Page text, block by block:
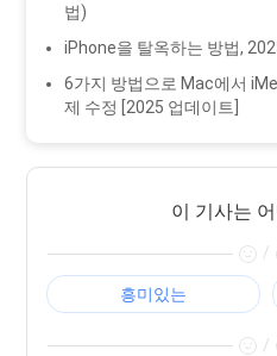
법)
iPhone을 탈옥하는 방법,
6가지 방법으로 Mac에서
제 수정 [2025 업데이트]
이 기사는
/
흥미있는
/